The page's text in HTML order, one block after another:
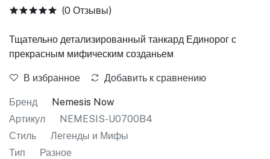
(0 Отзывы)
Тщательно детализированный танкард Единорог с
прекрасным мифическим созданьем
В избранное Добавить к сравнению
Бренд
Nemesis Now
Артикул
NEMESIS-U0700B4
Стиль
Легенды и Мифы
Тип
Разное